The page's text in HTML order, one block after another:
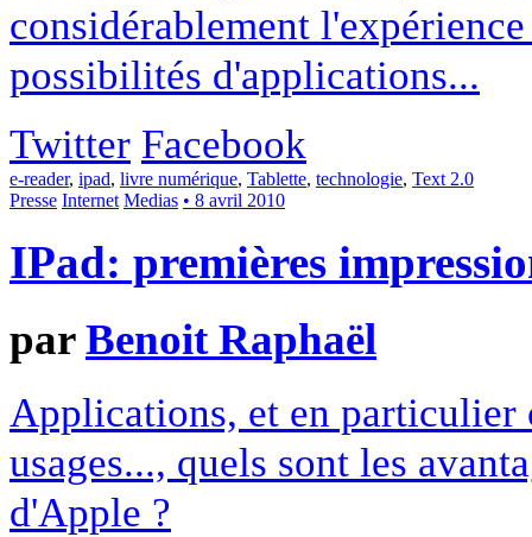
considérablement
possibilités d'applications...
Twitter Facebook
e-reader, ipad, livre numérique, Tablette, technologie, Text 2.0
Presse Internet Medias • 8 avril 2010
IPad: premières
parBenoit Raphaël
Applications, et en particulier
usages..., quels sont les
d'Apple ?